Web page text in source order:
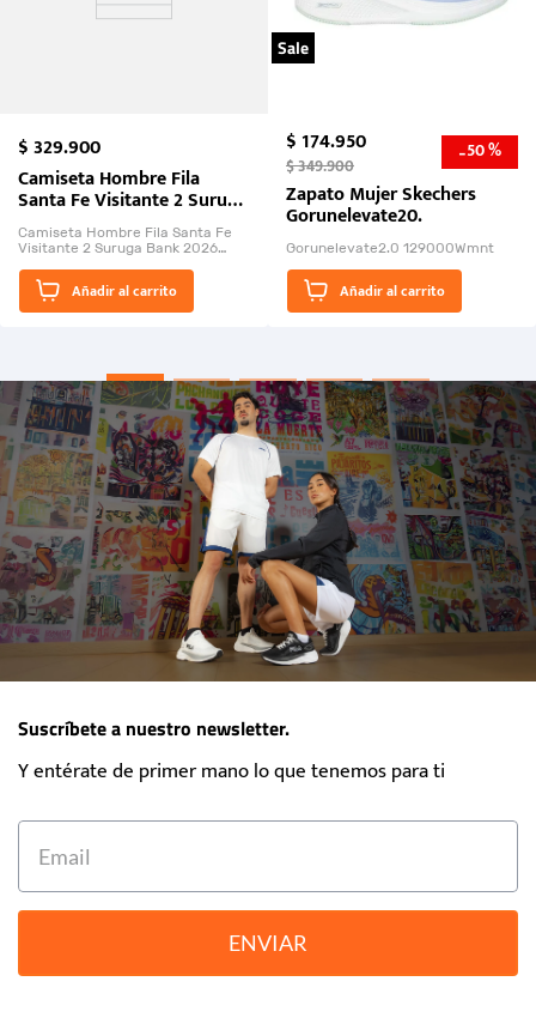
$329.900
Camiseta Hombre Fila
Santa Fe Visitante 2 Suruga
Bank 2026
Camiseta Hombre Fila Santa Fe
Visitante 2 Suruga Bank 2026
El Rugido del Sol Naciente:
“Primeros para la Et...
Añadir al carrito
Sale
$174.950
$349.900 -50 %
Zapato Mujer Skechers
Gorunelevate20.
Gorunelevate2.0 129000Wmnt
Añadir al carrito
Suscríbete a nuestro newsletter.
Y entérate de primer mano lo que tenemos para ti
ENVIAR